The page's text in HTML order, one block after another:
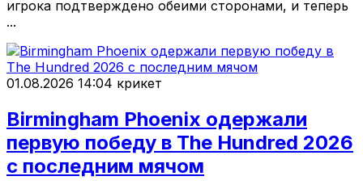
игрока подтверждено обеими сторонами, и теперь
...
01.08.2026 14:04 крикет
Birmingham Phoenix одержали
первую победу в The Hundred 2026
с последним мячом